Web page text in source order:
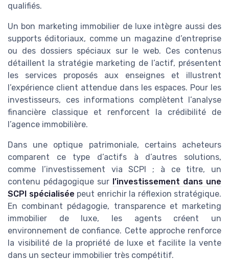
qualifiés.
Un bon marketing immobilier de luxe intègre aussi des
supports éditoriaux, comme un magazine d’entreprise
ou des dossiers spéciaux sur le web. Ces contenus
détaillent la stratégie marketing de l’actif, présentent
les services proposés aux enseignes et illustrent
l’expérience client attendue dans les espaces. Pour les
investisseurs, ces informations complètent l’analyse
financière classique et renforcent la crédibilité de
l’agence immobilière.
Dans une optique patrimoniale, certains acheteurs
comparent ce type d’actifs à d’autres solutions,
comme l’investissement via SCPI ; à ce titre, un
contenu pédagogique sur l’investissement dans une
SCPI spécialisée peut enrichir la réflexion stratégique.
En combinant pédagogie, transparence et marketing
immobilier de luxe, les agents créent un
environnement de confiance. Cette approche renforce
la visibilité de la propriété de luxe et facilite la vente
dans un secteur immobilier très compétitif.